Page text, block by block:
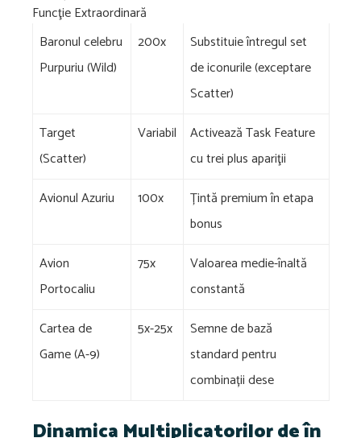
Funcţie Extraordinară
Baronul celebru
Purpuriu (Wild)
200x
Substituie întregul set
de iconurile (exceptare
Scatter)
Target
(Scatter)
Variabil
Activează Task Feature
cu trei plus apariţii
Avionul Azuriu
100x
Țintă premium în etapa
bonus
Avion
Portocaliu
75x
Valoarea medie-înaltă
constantă
Cartea de
Game (A-9)
5x-25x
Semne de bază
standard pentru
combinații dese
Dinamica Multiplicatorilor de în